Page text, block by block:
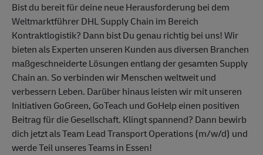
Bist du bereit für deine neue Herausforderung bei dem
Weltmarktführer DHL Supply Chain im Bereich
Kontraktlogistik? Dann bist Du genau richtig bei uns! Wir
bieten als Experten unseren Kunden aus diversen Branchen
maßgeschneiderte Lösungen entlang der gesamten Supply
Chain an. So verbinden wir Menschen weltweit und
verbessern Leben. Darüber hinaus leisten wir mit unseren
Initiativen GoGreen, GoTeach und GoHelp einen positiven
Beitrag für die Gesellschaft. Klingt spannend? Dann bewirb
dich jetzt als Team Lead Transport Operations (m/w/d) und
werde Teil unseres Teams in Essen!